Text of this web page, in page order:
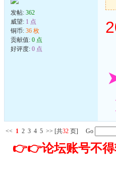
发帖: 362
威望: 1 点
铜币: 36 枚
贡献值: 0 点
好评度: 0 点
<< 1 2 3 4 5 >> [共32 页] Go
👉👉论坛账号不得